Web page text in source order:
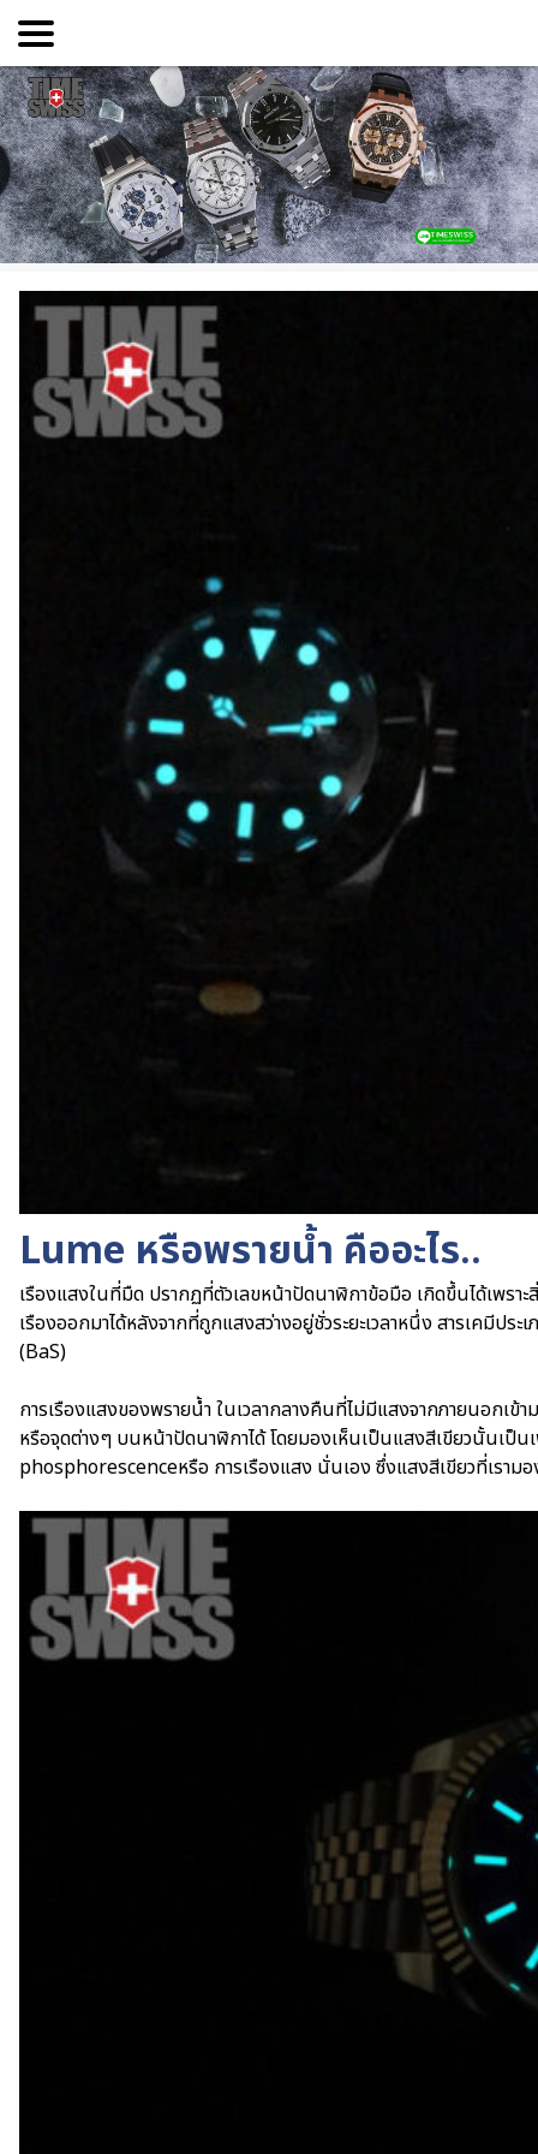
Lume หรือพรายน้ำ คืออะไร..
เรืองแสงในที่มืด ปรากฏที่ตัวเลขหน้าปัดนาฬิกาข้อมือ เกิดขึ้นได้เพร
เรืองออกมาได้หลังจากที่ถูกแสงสว่างอยู่ชั่วระยะเวลาหนึ่ง สารเคมีปร
(BaS)
การเรืองแสงของพรายน้ำ ในเวลากลางคืนที่ไม่มีแสงจากภายนอกเข้
หรือจุดต่างๆ บนหน้าปัดนาฬิกาได้ โดยมองเห็นเป็นแสงสีเขียวนั้นเป็น
phosphorescenceหรือ การเรืองแสง นั่นเอง ซึ่งแสงสีเขียวที่เราม